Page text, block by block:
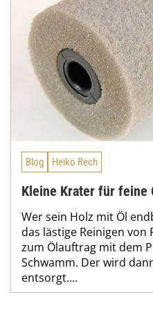
Blog Heiko Rech
Kleine Krater für feine
Wer sein Holz mit Öl
das lästige Reinigen von
zum Ölauftrag mit dem
Schwamm. Der wird
entsorgt....